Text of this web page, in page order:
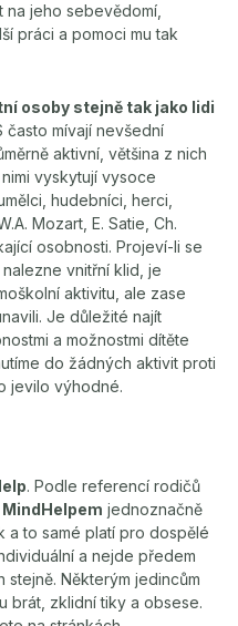
na jeho sebevědomí,
práci a pomoci mu tak
osoby stejně tak jako lidi
často mívají nevšední
aktivní, většina z nich
vyskytují vysoce
hudebníci, herci,
Mozart, E. Satie, Ch.
osobnosti. Projeví-li se
vnitřní klid, je
aktivitu, ale zase
Je důležité najít
a možnostmi dítěte
do žádných aktivit proti
jevilo výhodné.
. Podle referencí rodičů
MindHelpem jednoznačně
to samé platí pro dospělé
a nejde předem
Některým jedincům
brát, zklidní tiky a obsese.